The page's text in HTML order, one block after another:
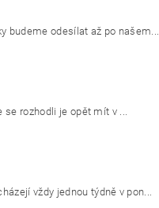
budeme odesílat až po našem...
se rozhodli je opět mít v ...
vždy jednou týdně v pon...